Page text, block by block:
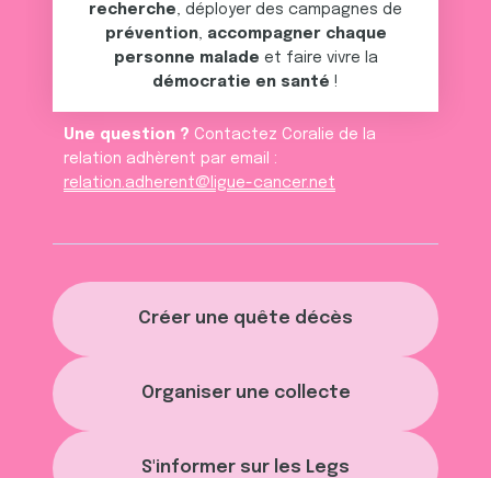
Créer une quête décès
Organiser une collecte
S'informer sur les Legs
recherche, déployer des campagnes de
prévention, accompagner chaque
personne malade et faire vivre la
démocratie en santé !
Une question ? Contactez Coralie de la
relation adhèrent par email :
relation.adherent@ligue-cancer.net